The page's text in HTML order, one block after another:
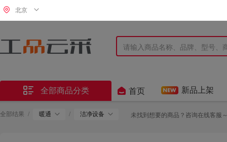
北京
 全部商品分类  首页 新品上架
全部结果 / 暖通 / 洁净设备 未找到想要的商品？咨询在线客服